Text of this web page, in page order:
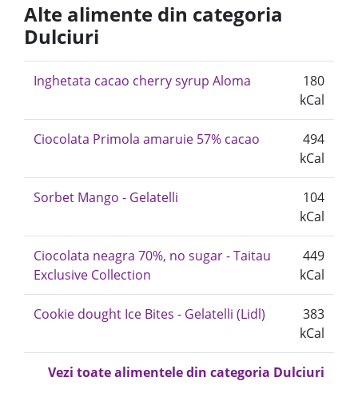
Alte alimente din categoria
Dulciuri
Inghetata cacao cherry syrup Aloma
180
kCal
Ciocolata Primola amaruie 57% cacao
494
kCal
Sorbet Mango - Gelatelli
104
kCal
Ciocolata neagra 70%, no sugar - Taitau
Exclusive Collection
449
kCal
Cookie dought Ice Bites - Gelatelli (Lidl)
383
kCal
Vezi toate alimentele din categoria Dulciuri